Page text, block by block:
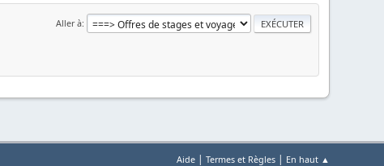
Aller à
Aide| Termes et Règles| En haut ▲